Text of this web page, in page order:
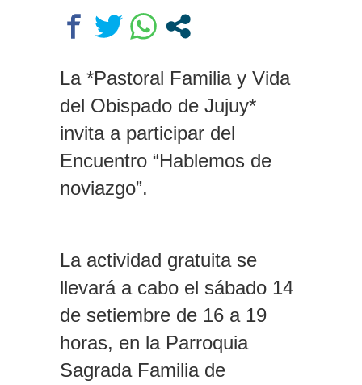
de una mujer en Villa Elisa: la
encontraron con la cabeza dentro
Caso Agostina: la querella pidió
la detención de la madre y la
hermana de Barrelier, principal
acusado por el crimen
La *Pastoral Familia y Vida
del Obispado de Jujuy*
invita a participar del
Encuentro “Hablemos de
noviazgo”.
La actividad gratuita se
llevará a cabo el sábado 14
de setiembre de 16 a 19
horas, en la Parroquia
Sagrada Familia de